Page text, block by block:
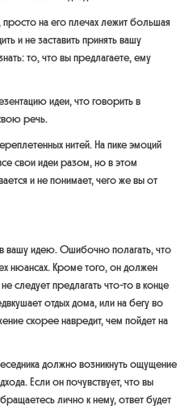
на его плечах лежит большая
и не заставить принять вашу
то, что вы предлагаете, ему
идеи, что говорить в
речь.
нитей. На пике эмоций
свои идеи разом, но в этом
и не понимает, чего же вы от
вашу идею. Ошибочно полагать, что
нюансах. Кроме того, он должен
следует предлагать что-то в конце
отдых дома, или на бегу во
скорее навредит, чем пойдет на
должно возникнуть ощущение
Если он почувствует, что вы
лично к нему, ответ будет